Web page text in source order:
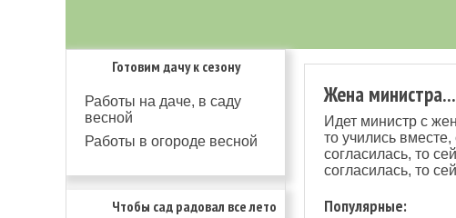
Готовим дачу к сезону
Работы на даче, в саду
весной
Работы в огороде весной
Чтобы сад радовал все лето
Жена министра...
Идет министр с
то учились
согласилась, то
согласилась, то
Популярные: